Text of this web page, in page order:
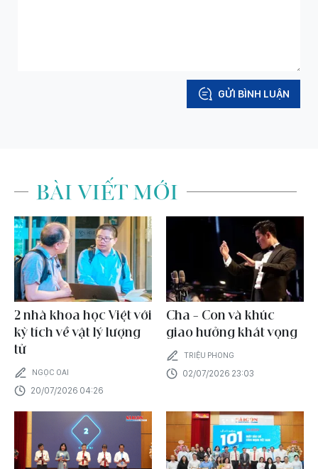
GỬI BÌNH LUẬN
BÀI VIẾT MỚI
2 nhà khoa học Việt với
kỳ tích về vật lý lượng
tử
NGỌC OAI
20/07/2026 04:26
Cha - Con và khúc
giao hưởng khát vọng
TRIỆU PHONG
02/07/2026 23:03